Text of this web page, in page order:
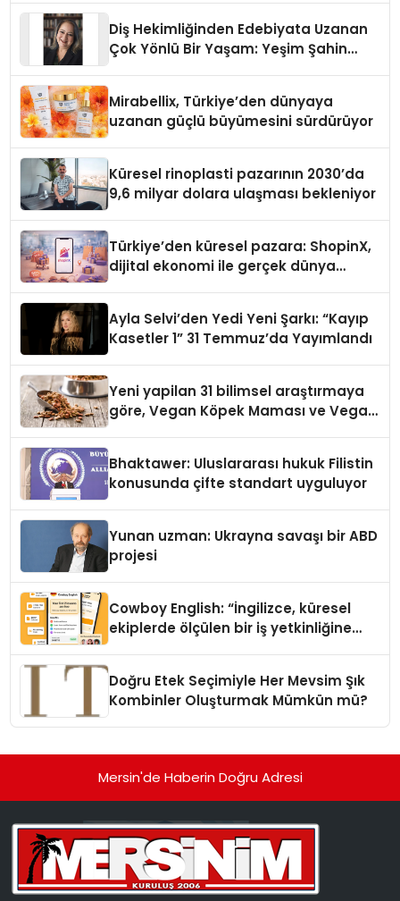
Diş Hekimliğinden Edebiyata Uzanan
Çok Yönlü Bir Yaşam: Yeşim Şahin
Mirabellix, Türkiye’den dünyaya
uzanan güçlü büyümesini sürdürüyor
Küresel rinoplasti pazarının 2030’da
9,6 milyar dolara ulaşması bekleniyor
Türkiye’den küresel pazara: ShopinX,
dijital ekonomi ile gerçek dünya
Ayla Selvi’den Yedi Yeni Şarkı: “Kayıp
Kasetler 1” 31 Temmuz’da Yayımlandı
Yeni yapilan 31 bilimsel araştırmaya
göre, Vegan Köpek Maması ve Vegan
Bhaktawer: Uluslararası hukuk Filistin
konusunda çifte standart uyguluyor
Yunan uzman: Ukrayna savaşı bir ABD
projesi
Cowboy English: “İngilizce, küresel
ekiplerde ölçülen bir iş yetkinliğine
Doğru Etek Seçimiyle Her Mevsim Şık
Kombinler Oluşturmak Mümkün mü?
Mersin'de Haberin Doğru Adresi